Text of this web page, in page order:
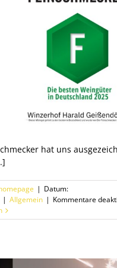
hat uns
| Datum:
| Allgemein | Kommentare